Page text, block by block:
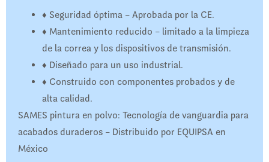
♦ Seguridad óptima – Aprobada por la CE.
♦ Mantenimiento reducido – limitado a la limpieza
de la correa y los dispositivos de transmisión.
♦ Diseñado para un uso industrial.
♦ Construido con componentes probados y de
alta calidad.
SAMES pintura en polvo: Tecnología de vanguardia para
acabados duraderos – Distribuido por EQUIPSA en
México